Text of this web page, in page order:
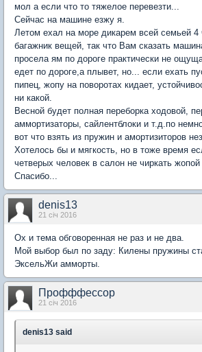
мол а если что то тяжелое перевезти...
Сейчас на машине езжу я.
Летом ехал на море дикарем всей семьей 4
багажник вещей, так что Вам сказать
просела ям по дороге практически не
едет по дороге,а плывет, но... если ехать
пипец, жопу на поворотах кидает,
ни какой.
Весной будет полная переборка ходовой,
аммортизаторы, сайлентблоки и т.д.по
вот что взять из пружин и амортизиторов
Хотелось бы и мягкость, но в тоже время
четверых человек в салон не чиркать жопой
Спасибо...
denis13
21 січ 2016
Ох и тема обговоренная не раз и не два.
Мой выбор был по заду: Килены пружины
ЭксельЖи амморты.
Профффессор
21 січ 2016
denis13 said